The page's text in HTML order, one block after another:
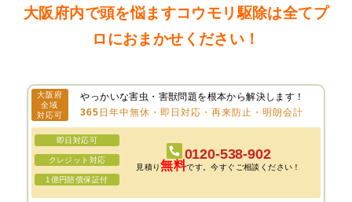
大阪府内で頭を悩ますコウモリ駆除は全てプ
ロにおまかせください！
大阪府
全域
対応可
やっかいな害虫・害獣問題を根本から解決します！
365日年中無休・即日対応・再来防止・明朗会計
即日対応可
クレジット対応
1億円賠償保証付
0120-538-902
見積り無料です。今すぐご相談ください！